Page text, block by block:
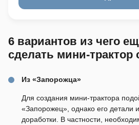
6 вариантов из чего
сделать мини-трактор
Из «Запорожца»
Для создания мини-трактора
«Запорожец», однако его детали
доработки. В частности,